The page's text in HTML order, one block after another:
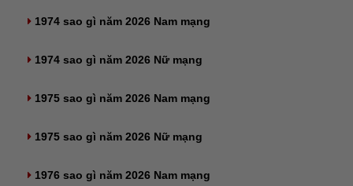
1974 sao gì năm 2026 Nam mạng
1974 sao gì năm 2026 Nữ mạng
1975 sao gì năm 2026 Nam mạng
1975 sao gì năm 2026 Nữ mạng
1976 sao gì năm 2026 Nam mạng